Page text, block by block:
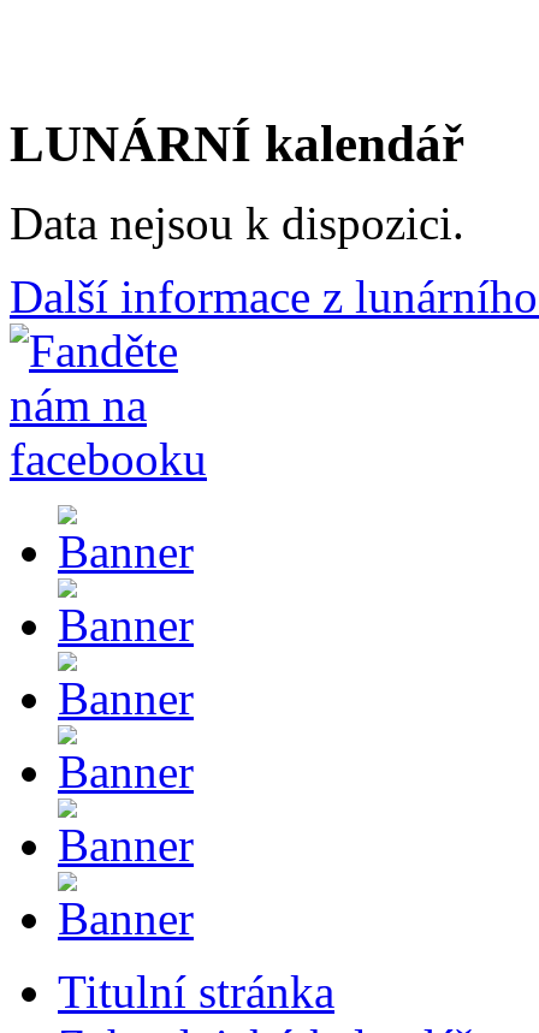
LUNÁRNÍ kalendář
Data nejsou k dispozici.
Další informace z
Titulní stránka